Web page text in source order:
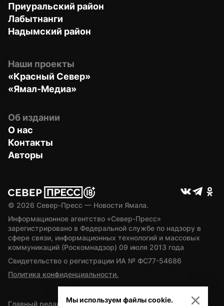
Приуральский район
Лабытнанги
Надымский район
Наши проекты
«Красный Север»
«Ямал-Медиа»
Об издании
О нас
Контакты
Авторы
© 2026 Север-Пресс — Новости Ямала.
Информационное агентство «Север-Пресс»
зарегистрировано в Федеральной службе по надзору в
сфере связи, информационных технологий и массовых
коммуникаций (Роскомнадзор) 09 июля 2013 года
Свидетельство о регистрации ИА № ФС77-54686
Политика конфиденциальности.
Главный редактор — А.Л. Поздеев
Мы используем файлы cookie.